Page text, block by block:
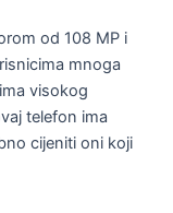
od 108 MP i
mnoga
visokog
telefon ima
cijeniti oni koji